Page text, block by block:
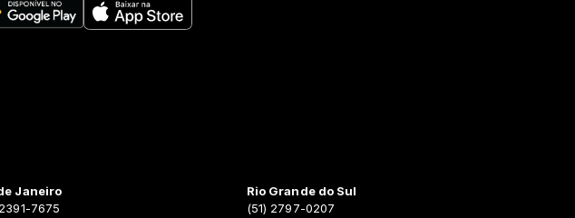
Janeiro
7675
Rio Grande do Sul
(51) 2797-0207